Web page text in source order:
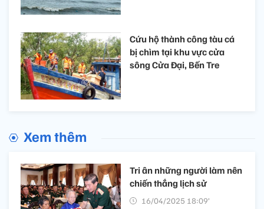
Cứu hộ thành công tàu cá
bị chìm tại khu vực cửa
sông Cửa Đại, Bến Tre
Xem thêm
Tri ân những người làm nên
chiến thắng lịch sử
16/04/2025 18:09’